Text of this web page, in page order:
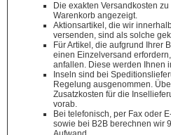
Die exakten Versandkosten
Warenkorb angezeigt.
Aktionsartikel, die wir
versenden, sind als solche
Für Artikel, die aufgrund Ihrer
einen Einzelversand
anfallen. Diese werden Ihnen
Inseln sind bei
Regelung ausgenommen.
Zusatzkosten für die
vorab.
Bei telefonisch, per Fax oder
sowie bei B2B berechnen wir